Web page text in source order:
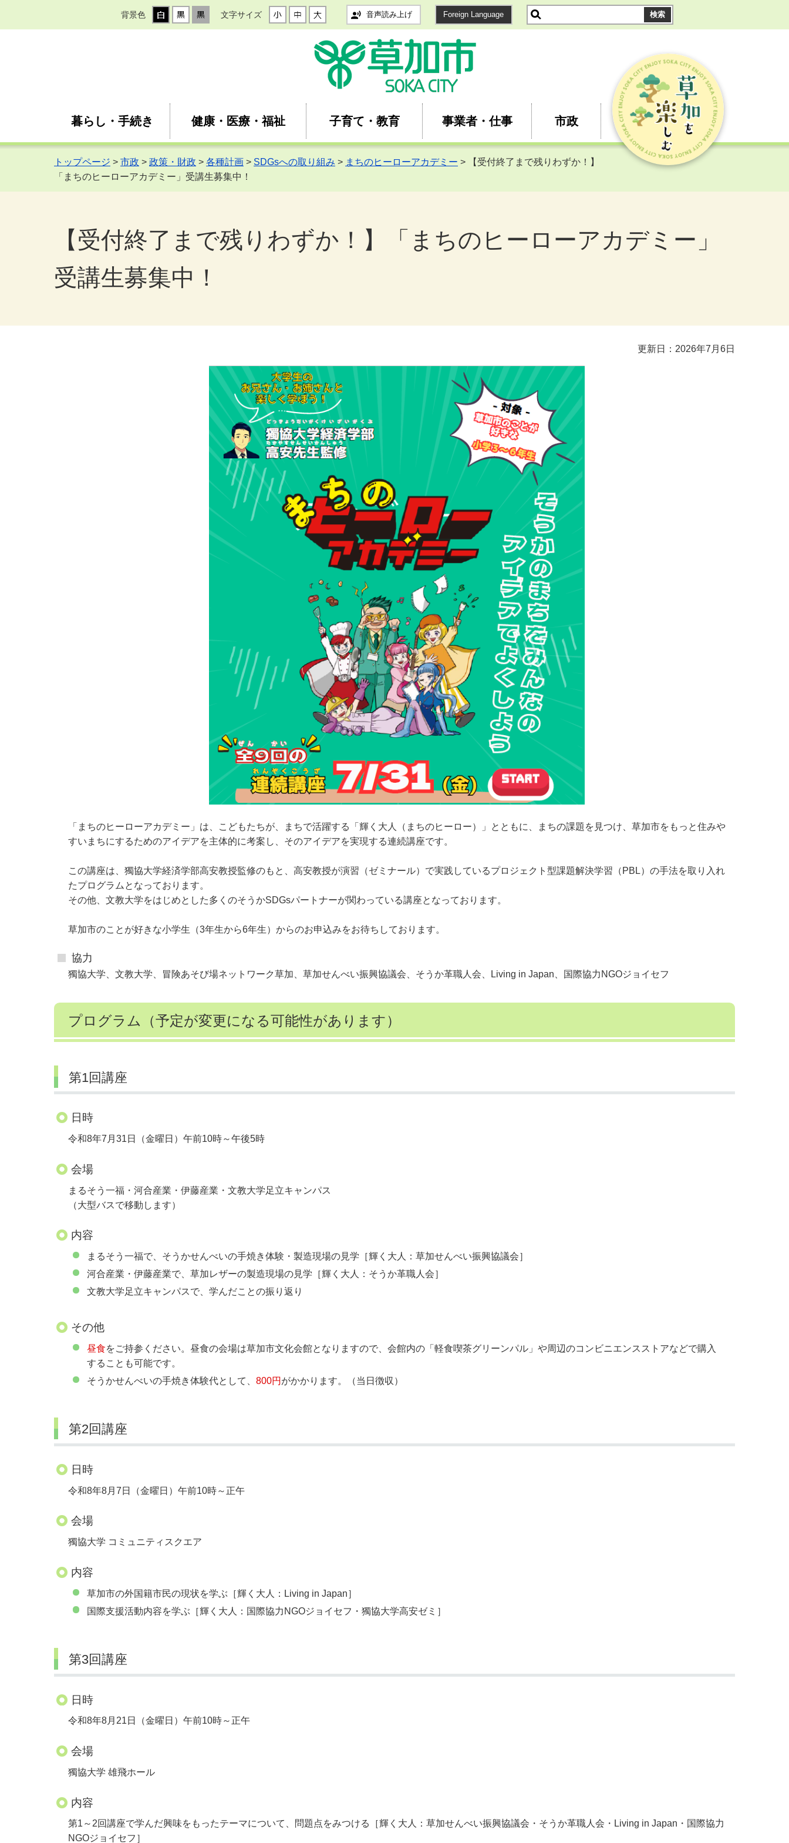
背景色 文字サイズ 音声読み上げ Foreign Language
暮らし・手続き 健康・医療・福祉 子育て・教育 事業者・仕事 市政
トップページ > 市政 > 政策・財政 > 各種計画 > SDGsへの取り組み > まちのヒーローアカデミー > 【受付終了まで残りわずか！】
「まちのヒーローアカデミー」受講生募集中！
【受付終了まで残りわずか！】「まちのヒーローアカデミー」
受講生募集中！
更新日：2026年7月6日
「まちのヒーローアカデミー」は、こどもたちが、まちで活躍する「輝く大人（まちのヒーロー）」とともに、まちの課題を見つけ、草加市をもっと住みや
すいまちにするためのアイデアを主体的に考案し、そのアイデアを実現する連続講座です。
この講座は、獨協大学経済学部高安教授監修のもと、高安教授が演習（ゼミナール）で実践しているプロジェクト型課題解決学習（PBL）の手法を取り入れ
たプログラムとなっております。
その他、文教大学をはじめとした多くのそうかSDGsパートナーが関わっている講座となっております。
草加市のことが好きな小学生（3年生から6年生）からのお申込みをお待ちしております。
協力
獨協大学、文教大学、冒険あそび場ネットワーク草加、草加せんべい振興協議会、そうか革職人会、Living in Japan、国際協力NGOジョイセフ
プログラム（予定が変更になる可能性があります）
第1回講座
日時
令和8年7月31日（金曜日）午前10時～午後5時
会場
まるそう一福・河合産業・伊藤産業・文教大学足立キャンパス
（大型バスで移動します）
内容
まるそう一福で、そうかせんべいの手焼き体験・製造現場の見学［輝く大人：草加せんべい振興協議会］
河合産業・伊藤産業で、草加レザーの製造現場の見学［輝く大人：そうか革職人会］
文教大学足立キャンパスで、学んだことの振り返り
その他
昼食をご持参ください。昼食の会場は草加市文化会館となりますので、会館内の「軽食喫茶グリーンパル」や周辺のコンビニエンスストアなどで購入
することも可能です。
そうかせんべいの手焼き体験代として、 800円 がかかります。（当日徴収）
第2回講座
日時
令和8年8月7日（金曜日）午前10時～正午
会場
獨協大学 コミュニティスクエア
内容
草加市の外国籍市民の現状を学ぶ［輝く大人：Living in Japan］
国際支援活動内容を学ぶ［輝く大人：国際協力NGOジョイセフ・獨協大学高安ゼミ］
第3回講座
日時
令和8年8月21日（金曜日）午前10時～正午
会場
獨協大学 雄飛ホール
内容
第1～2回講座で学んだ興味をもったテーマについて、問題点をみつける［輝く大人：草加せんべい振興協議会・そうか革職人会・Living in Japan・国際協力
NGOジョイセフ］